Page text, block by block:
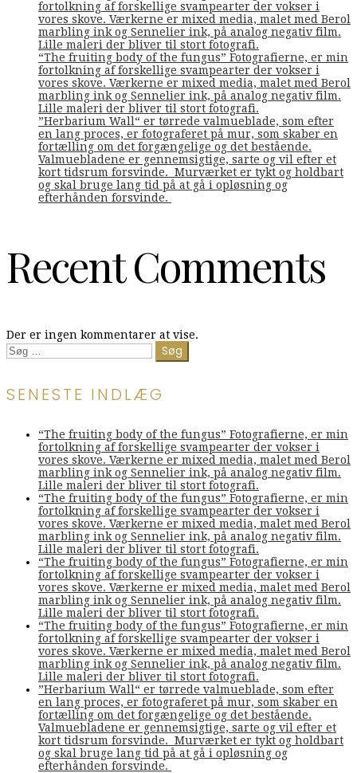
fortolkning af forskellige svampearter der vokser i
vores skove. Værkerne er mixed media, malet med Berol
marbling ink og Sennelier ink, på analog negativ film.
Lille maleri der bliver til stort fotografi.
“The fruiting body of the fungus” Fotografierne, er min
fortolkning af forskellige svampearter der vokser i
vores skove. Værkerne er mixed media, malet med Berol
marbling ink og Sennelier ink, på analog negativ film.
Lille maleri der bliver til stort fotografi.
”Herbarium Wall“ er tørrede valmueblade, som efter
en lang proces, er fotograferet på mur, som skaber en
fortælling om det forgængelige og det bestående.
Valmuebladene er gennemsigtige, sarte og vil efter et
kort tidsrum forsvinde. Murværket er tykt og holdbart
og skal bruge lang tid på at gå i opløsning og
efterhånden forsvinde.
Recent Comments
Der er ingen kommentarer at vise.
Søg
efter:
SENESTE INDLÆG
“The fruiting body of the fungus” Fotografierne, er min
fortolkning af forskellige svampearter der vokser i
vores skove. Værkerne er mixed media, malet med Berol
marbling ink og Sennelier ink, på analog negativ film.
Lille maleri der bliver til stort fotografi.
“The fruiting body of the fungus” Fotografierne, er min
fortolkning af forskellige svampearter der vokser i
vores skove. Værkerne er mixed media, malet med Berol
marbling ink og Sennelier ink, på analog negativ film.
Lille maleri der bliver til stort fotografi.
“The fruiting body of the fungus” Fotografierne, er min
fortolkning af forskellige svampearter der vokser i
vores skove. Værkerne er mixed media, malet med Berol
marbling ink og Sennelier ink, på analog negativ film.
Lille maleri der bliver til stort fotografi.
“The fruiting body of the fungus” Fotografierne, er min
fortolkning af forskellige svampearter der vokser i
vores skove. Værkerne er mixed media, malet med Berol
marbling ink og Sennelier ink, på analog negativ film.
Lille maleri der bliver til stort fotografi.
”Herbarium Wall“ er tørrede valmueblade, som efter
en lang proces, er fotograferet på mur, som skaber en
fortælling om det forgængelige og det bestående.
Valmuebladene er gennemsigtige, sarte og vil efter et
kort tidsrum forsvinde. Murværket er tykt og holdbart
og skal bruge lang tid på at gå i opløsning og
efterhånden forsvinde.